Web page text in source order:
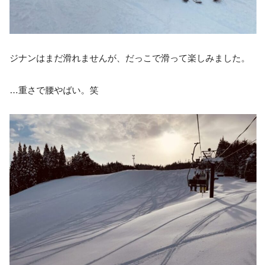
ジナンはまだ滑れませんが、だっこで滑って楽しみました。
…重さで腰やばい。笑